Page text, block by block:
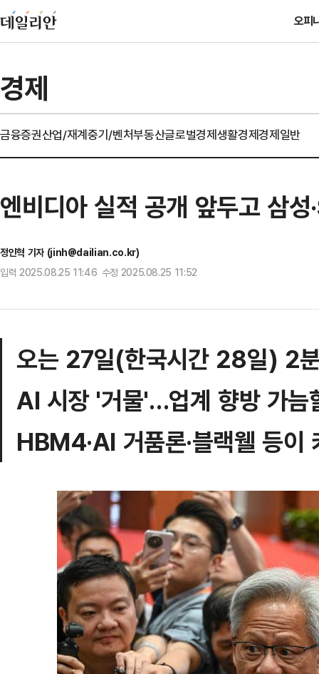
오피
경제
금융증권산업/재계중기/벤처부동산글로벌경제생활경제경제일반
엔비디아 실적 공개 앞두고 삼
정인혁 기자 (jinh@dailian.co.kr)
입력 2025.08.25 11:46 수정 2025.08.25 11:52
오는 27일(한국시간 28일) 2
AI 시장 '거물'…업계 향방 가늠
HBM4·AI 거품론·블랙웰 등이